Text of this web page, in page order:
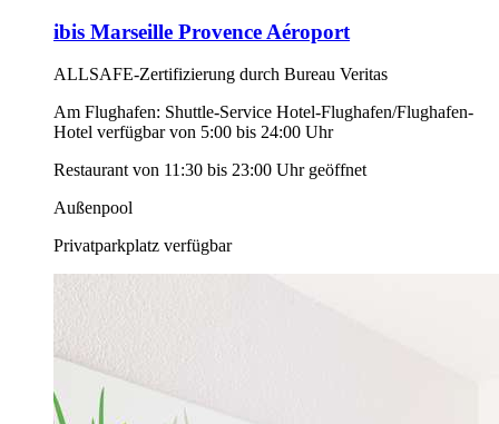
ibis Marseille Provence Aéroport
ALLSAFE-Zertifizierung durch Bureau Veritas
Am Flughafen: Shuttle-Service Hotel-Flughafen/Flughafen-
Hotel verfügbar von 5:00 bis 24:00 Uhr
Restaurant von 11:30 bis 23:00 Uhr geöffnet
Außenpool
Privatparkplatz verfügbar